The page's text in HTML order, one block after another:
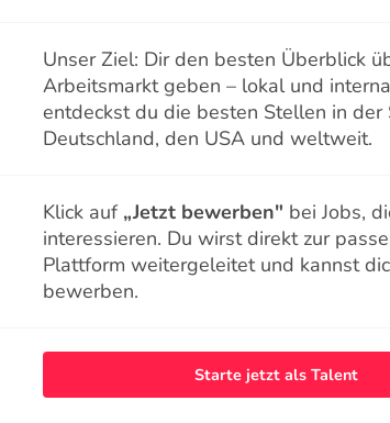
Unser Ziel: Dir den besten Überblick
Arbeitsmarkt geben – lokal und
entdeckst du die besten Stellen in der
Deutschland, den USA und weltweit.
Klick auf „Jetzt bewerben" bei Jobs,
interessieren. Du wirst direkt zur
Plattform weitergeleitet und kannst
bewerben.
Starte jetzt als Talent